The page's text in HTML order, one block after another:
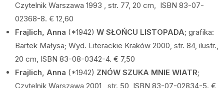
Czytelnik Warszawa 1993 , str. 77, 20 cm, ISBN 83-07-
02368-8. € 12,60
Frajlich, Anna (*1942) W SŁOŃCU LISTOPADA; grafika:
Bartek Małysa; Wyd. Literackie Kraków 2000, str. 84, ilustr.,
20 cm, ISBN 83-08-0342-4. € 7,50
Frajlich, Anna (*1942) ZNÓW SZUKA MNIE WIATR;
Czytelnik Warszawa 2001,, str. 50, ISBN 83-07-02834-5. €